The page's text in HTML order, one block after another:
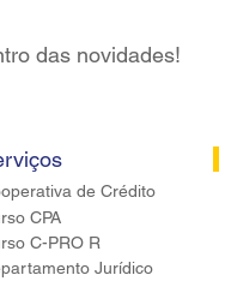
das novidades!
de Crédito
CPA
C-PRO R
Jurídico